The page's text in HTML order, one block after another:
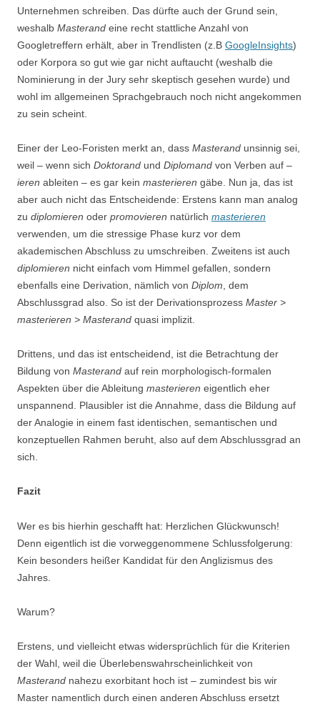
Unternehmen schreiben. Das dürfte auch der Grund sein,
weshalb Masterand eine recht stattliche Anzahl von
Googletreffern erhält, aber in Trendlisten (z.B GoogleInsights)
oder Korpora so gut wie gar nicht auftaucht (weshalb die
Nominierung in der Jury sehr skeptisch gesehen wurde) und
wohl im allgemeinen Sprachgebrauch noch nicht angekommen
zu sein scheint.
Einer der Leo-Foristen merkt an, dass Masterand unsinnig sei,
weil – wenn sich Doktorand und Diplomand von Verben auf –
ieren ableiten – es gar kein masterieren gäbe. Nun ja, das ist
aber auch nicht das Entscheidende: Erstens kann man analog
zu diplomieren oder promovieren natürlich masterieren
verwenden, um die stressige Phase kurz vor dem
akademischen Abschluss zu umschreiben. Zweitens ist auch
diplomieren nicht einfach vom Himmel gefallen, sondern
ebenfalls eine Derivation, nämlich von Diplom , dem
Abschlussgrad also. So ist der Derivationsprozess Master >
masterieren > Masterand quasi implizit.
Drittens, und das ist entscheidend, ist die Betrachtung der
Bildung von Masterand auf rein morphologisch-formalen
Aspekten über die Ableitung masterieren eigentlich eher
unspannend. Plausibler ist die Annahme, dass die Bildung auf
der Analogie in einem fast identischen, semantischen und
konzeptuellen Rahmen beruht, also auf dem Abschlussgrad an
sich.
Fazit
Wer es bis hierhin geschafft hat: Herzlichen Glückwunsch!
Denn eigentlich ist die vorweggenommene Schlussfolgerung:
Kein besonders heißer Kandidat für den Anglizismus des
Jahres.
Warum?
Erstens, und vielleicht etwas widersprüchlich für die Kriterien
der Wahl, weil die Überlebenswahrscheinlichkeit von
Masterand nahezu exorbitant hoch ist – zumindest bis wir
Master namentlich durch einen anderen Abschluss ersetzt